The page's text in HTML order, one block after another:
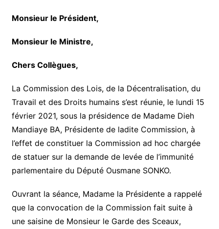
Monsieur le Président,
Monsieur le Ministre,
Chers Collègues,
La Commission des Lois, de la Décentralisation, du
Travail et des Droits humains s’est réunie, le lundi 15
février 2021, sous la présidence de Madame Dieh
Mandiaye BA, Présidente de ladite Commission, à
l’effet de constituer la Commission ad hoc chargée
de statuer sur la demande de levée de l’immunité
parlementaire du Député Ousmane SONKO.
Ouvrant la séance, Madame la Présidente a rappelé
que la convocation de la Commission fait suite à
une saisine de Monsieur le Garde des Sceaux,